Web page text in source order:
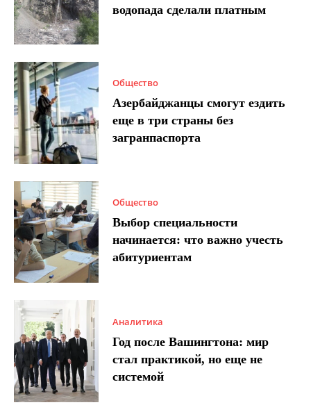
водопада сделали платным
Общество
Азербайджанцы смогут ездить
еще в три страны без
загранпаспорта
Общество
Выбор специальности
начинается: что важно учесть
абитуриентам
Аналитика
Год после Вашингтона: мир
стал практикой, но еще не
системой